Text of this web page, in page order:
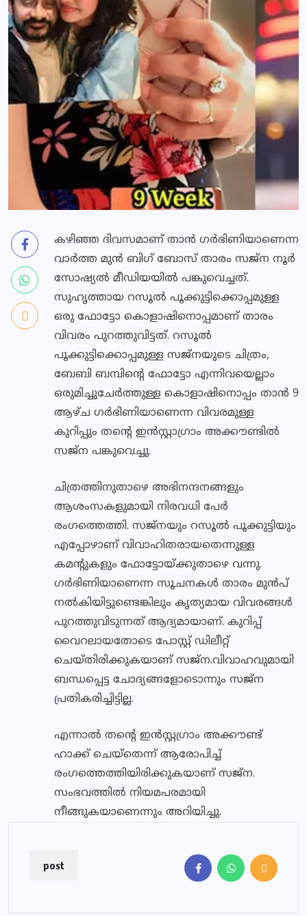
കഴിഞ്ഞ ദിവസമാണ് താന്‍ ഗര്‍ഭിണിയാണെന്ന
വാര്‍ത്ത മുന്‍ ബിഗ് ബോസ് താരം സജ്ന നൂര്‍
സോഷ്യല്‍ മീഡിയയില്‍ പങ്കുവെച്ചത്.
സുഹൃത്തായ റസൂല്‍ പൂക്കുട്ടിക്കൊപ്പമുള്ള
ഒരു ഫോട്ടോ കൊളാഷിനൊപ്പമാണ് താരം
വിവരം പുറത്തുവിട്ടത്. റസൂല്‍
പൂക്കുട്ടിക്കൊപ്പമുള്ള സജ്നയുടെ ചിത്രം,
ബേബി ബമ്പിന്റെ ഫോട്ടോ എന്നിവയെല്ലാം
ഒരുമിച്ചുചേര്‍ത്തുള്ള കൊളാഷിനൊപ്പം താന്‍ 9
ആഴ്ച ഗര്‍ഭിണിയാണെന്ന വിവരമുള്ള
കുറിപ്പും തന്റെ ഇന്‍സ്റ്റാഗ്രാം അക്കൗണ്ടില്‍
സജ്‌ന പങ്കുവെച്ചു.
ചിത്രത്തിനുതാഴെ അഭിനന്ദനങ്ങളും
ആശംസകളുമായി നിരവധി പേര്‍
രംഗത്തെത്തി. സജ്നയും റസൂല്‍ പൂക്കുട്ടിയും
എപ്പോഴാണ് വിവാഹിതരായതെന്നുള്ള
കമന്റുകളും ഫോട്ടോയ്ക്കുതാഴെ വന്നു.
ഗര്‍ഭിണിയാണെന്ന സൂചനകള്‍ താരം മുന്‍പ്
നല്‍കിയിട്ടുണ്ടെങ്കിലും കൃത്യമായ വിവരങ്ങള്‍
പുറത്തുവിടുന്നത് ആദ്യമായാണ്. കുറിപ്പ്
വൈറലായതോടെ പോസ്റ്റ് ഡിലീറ്റ്
ചെയ്തിരിക്കുകയാണ് സജ്ന.വിവാഹവുമായി
ബന്ധപ്പെട്ട ചോദ്യങ്ങളോടൊന്നും സജ്ന
പ്രതികരിച്ചിട്ടില്ല.
എന്നാല്‍ തന്റെ ഇന്‍സ്റ്റഗ്രാം അക്കൗണ്ട്
ഹാക്ക് ചെയ്‌തെന്ന് ആരോപിച്ച്
രംഗത്തെത്തിയിരിക്കുകയാണ് സജ്‌ന.
സംഭവത്തില്‍ നിയമപരമായി
നീങ്ങുകയാണെന്നും അറിയിച്ചു.
post